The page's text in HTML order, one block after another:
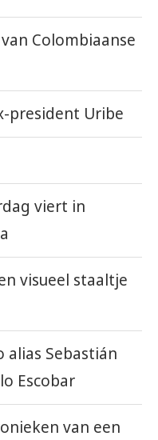
Colombiaanse
president Uribe
viert in
visueel staaltje
alias Sebastián
Escobar
van een